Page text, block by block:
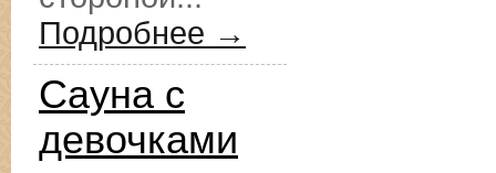
Подробнее →
Сауна с
девочками